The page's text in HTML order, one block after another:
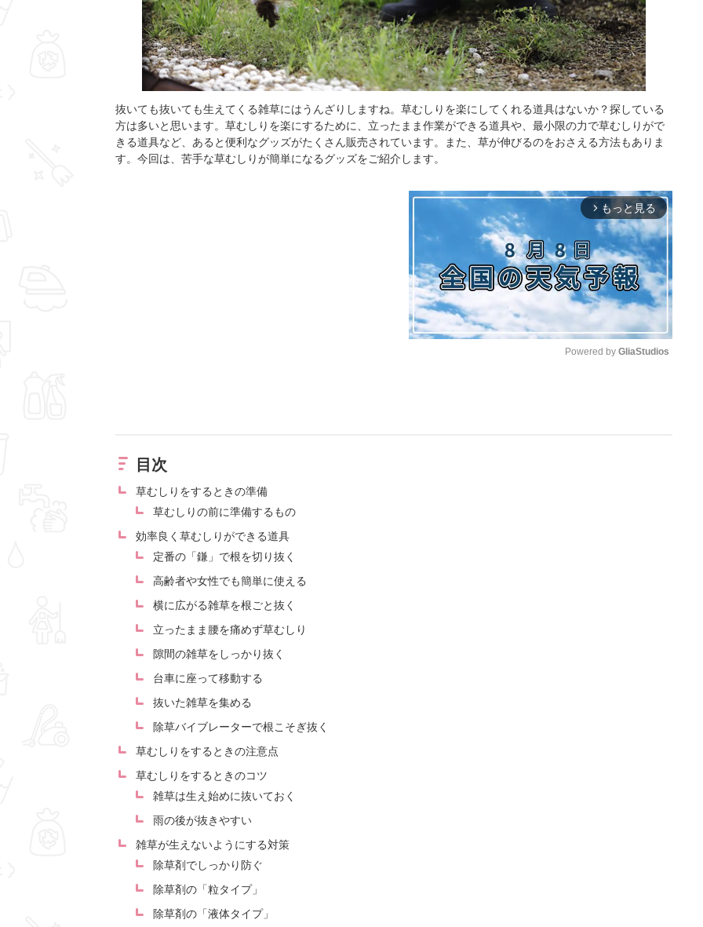
抜いても抜いても生えてくる雑草にはうんざりしますね。草むしりを楽にしてくれる道具はないか？探している
方は多いと思います。草むしりを楽にするために、立ったまま作業ができる道具や、最小限の力で草むしりがで
きる道具など、あると便利なグッズがたくさん販売されています。また、草が伸びるのをおさえる方法もありま
す。今回は、苦手な草むしりが簡単になるグッズをご紹介します。
arrow_forward_ios もっと見る
Powered by GliaStudios
目次
草むしりをするときの準備
草むしりの前に準備するもの
効率良く草むしりができる道具
定番の「鎌」で根を切り抜く
高齢者や女性でも簡単に使える
横に広がる雑草を根ごと抜く
立ったまま腰を痛めず草むしり
隙間の雑草をしっかり抜く
台車に座って移動する
抜いた雑草を集める
除草バイブレーターで根こそぎ抜く
草むしりをするときの注意点
草むしりをするときのコツ
雑草は生え始めに抜いておく
雨の後が抜きやすい
雑草が生えないようにする対策
除草剤でしっかり防ぐ
除草剤の「粒タイプ」
除草剤の「液体タイプ」